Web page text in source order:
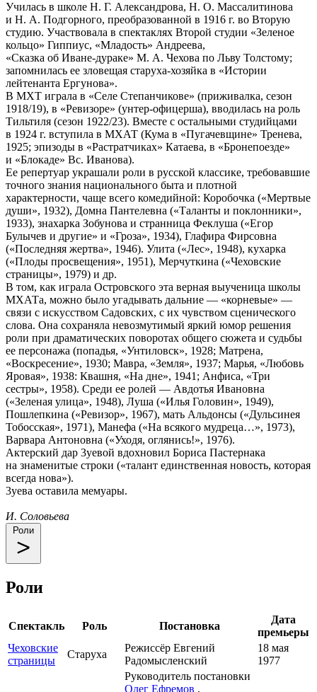
Училась в школе Н. Г. Александрова, Н. О. Массалитинова
и Н. А. Подгорного, преобразованной в 1916 г. во Вторую
студию. Участвовала в спектаклях Второй студии «Зеленое
кольцо» Гиппиус, «Младость» Андреева,
«Сказка об Иване-дураке» М. А. Чехова по Льву Толстому;
запомнилась ее зловещая старуха-хозяйка в «Истории
лейтенанта Ергунова».
В МХТ играла в «Селе Степанчикове» (приживалка, сезон
1918/19), в «Ревизоре» (унтер-офицерша), вводилась на роль
Тильтиля (сезон 1922/23). Вместе с остальными студийцами
в 1924 г. вступила в МХАТ (Кума в «Пугачевщине» Тренева,
1925; эпизоды в «Растратчиках» Катаева, в «Бронепоезде»
и «Блокаде» Вс. Иванова).
Ее репертуар украшали роли в русской классике, требовавшие
точного знания национального быта и плотной
характерности, чаще всего комедийной: Коробочка («Мертвые
души», 1932), Домна Пантелевна («Таланты и поклонники»,
1933), знахарка Зобунова и странница Феклуша («Егор
Булычев и другие» и «Гроза», 1934), Глафира Фирсовна
(«Последняя жертва», 1946). Улита («Лес», 1948), кухарка
(«Плоды просвещения», 1951), Мерчуткина («Чеховские
страницы», 1979) и др.
В том, как играла Островского эта верная выученица школы
МХАТа, можно было угадывать дальние — «корневые» —
связи с искусством Садовских, с их чувством сценического
слова. Она сохраняла невозмутимый яркий юмор решения
роли при драматических поворотах общего сюжета и судьбы
ее персонажа (попадья, «Унтиловск», 1928; Матрена,
«Воскресение», 1930; Мавра, «Земля», 1937; Марья, «Любовь
Яровая», 1938: Квашня, «На дне», 1941; Анфиса, «Три
сестры», 1958). Среди ее ролей — Авдотья Ивановна
(«Зеленая улица», 1948), Луша («Илья Головин», 1949),
Пошлепкина («Ревизор», 1967), мать Альдонсы («Дульсинея
Тобосская», 1971), Манефа («На всякого мудреца…», 1973),
Варвара Антоновна («Уходя, оглянись!», 1976).
Актерский дар 3уевой вдохновил Бориса Пастернака
на знаменитые строки («талант единственная новость, которая
всегда нова»).
3уева оставила мемуары.
И. Соловьева
Роли
Роли
Спектакль Роль Постановка
Дата
премьеры
Чеховские
страницы
Старуха
Режиссёр Евгений
Радомысленский
18 мая
1977
Руководитель постановки
Олег Ефремов ,